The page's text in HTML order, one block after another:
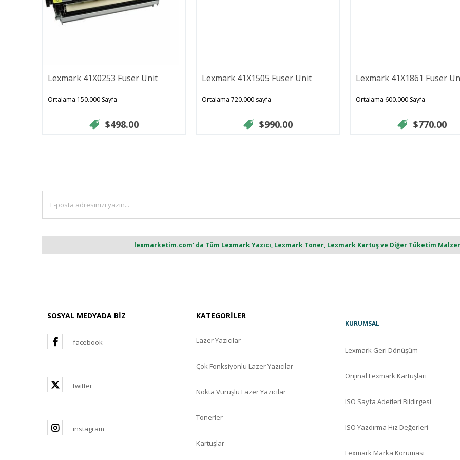
Lexmark 41X0253 Fuser Unit
Ortalama 150.000 Sayfa
$498.00
Lexmark 41X1505 Fuser Unit
Ortalama 720.000 sayfa
$990.00
Lexmark 41X1861 Fuser
Ortalama 600.000 Sayfa
$770.00
lexmarketim.com' da Tüm Lexmark Yazıcı, Lexmark Toner, Lexmark Kartuş ve Diğer Tüketim
SOSYAL MEDYADA BİZ
facebook
twitter
instagram
KATEGORİLER
Lazer Yazıcılar
Çok Fonksiyonlu Lazer Yazıcılar
Nokta Vuruşlu Lazer Yazıcılar
Tonerler
Kartuşlar
KURUMSAL
Lexmark Geri Dönüşüm
Orijinal Lexmark Kartuşları
ISO Sayfa Adetleri Bildirgesi
ISO Yazdırma Hız Değerleri
Lexmark Marka Koruması